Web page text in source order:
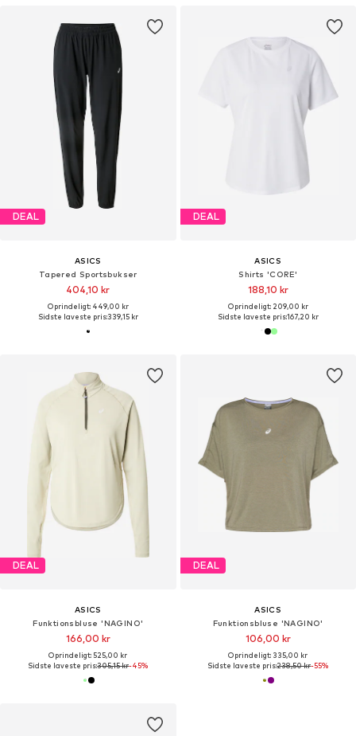
DEAL
ASICS
Tapered Sportsbukser
404,10 kr
Oprindeligt: 449,00 kr
Sidste laveste pris:339,15 kr
DEAL
ASICS
Shirts 'CORE'
188,10 kr
Oprindeligt: 209,00 kr
Sidste laveste pris:167,20 kr
DEAL
ASICS
Funktionsbluse 'NAGINO'
166,00 kr
Oprindeligt: 525,00 kr
Sidste laveste pris:305,15 kr-45%
DEAL
ASICS
Funktionsbluse 'NAGINO'
106,00 kr
Oprindeligt: 335,00 kr
Sidste laveste pris:238,50 kr-55%